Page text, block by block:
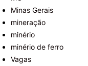
Minas Gerais
mineração
minério
minério de ferro
Vagas